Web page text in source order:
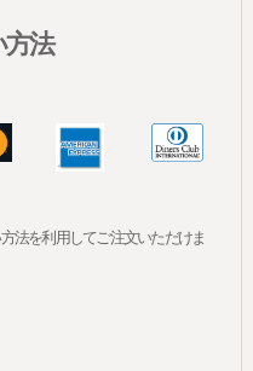
法
法を利用してご注文いただけま